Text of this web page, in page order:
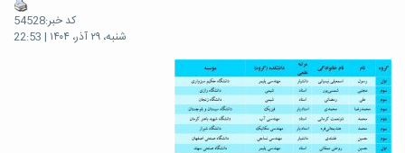
کد خبر:54528
شنبه، ۲۹ آذر، ۱۴۰۴ | 22:53